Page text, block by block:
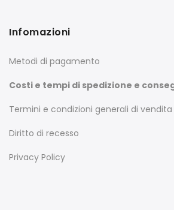
Infomazioni
Metodi di pagamento
Costi e tempi di spedizione e
Termini e condizioni generali di vendita
Diritto di recesso
Privacy Policy